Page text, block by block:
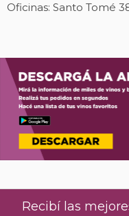
Oficinas: Santo Tomé
Recibí las